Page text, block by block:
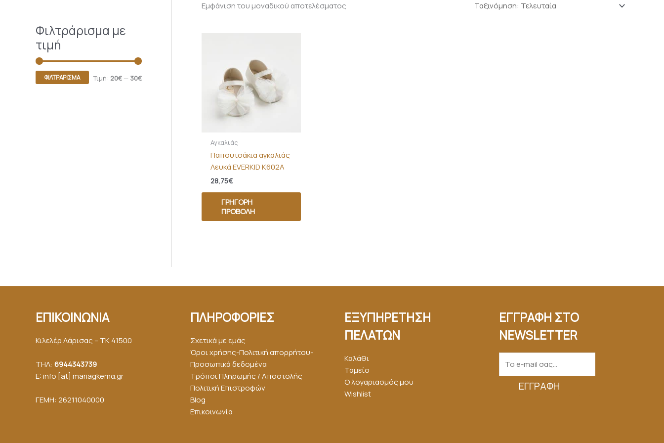
Φιλτράρισμα με
τιμή
ΦΙΛΤΡΆΡΙΣΜΑ Τιμή: 20€— 30€
Εμφάνιση του μοναδικού αποτελέσματος
Αγκαλιάς
Παπουτσάκια αγκαλιάς
Λευκά EVERKID Κ602Α
28,75€
ΓΡΉΓΟΡΗ
ΠΡΟΒΟΛΉ
ΕΠΙΚΟΙΝΩΝΙΑ
Κιλελέρ Λάρισας – ΤΚ 41500
ΤΗΛ: 6944343739
E: info [at] mariagkemα.gr
ΓΕΜΗ: 26211040000
ΠΛΗΡΟΦΟΡΙΕΣ
Σχετικά με εμάς
Όροι χρήσης-Πολιτική απορρήτου-
Προσωπικά δεδομένα
Τρόποι Πληρωμής / Αποστολής
Πολιτική Επιστροφών
Blog
Επικοινωνία
ΕΞΥΠΗΡΕΤΗΣΗ
ΠΕΛΑΤΩΝ
Καλάθι
Ταμείο
Ο λογαριασμός μου
Wishlist
ΕΓΓΡΑΦΗ ΣΤΟ
NEWSLETTER
ΕΓΓΡΑΦΉ